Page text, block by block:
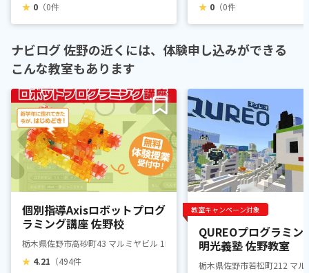
★ 0 （0件
★ 0 （0件
ナビログ 佐野の近くには、体験申し込みができる
こんな教室もあります
個別指導Axisロボットプログ
ラミング講座 佐野校
栃木県佐野市高砂町43 マルミヤビル 1F
★ 4.21 （494件
教室キャンペーン対象
QUREOプログラミン
明光義塾 佐野教室
栃木県佐野市若松町212 マル